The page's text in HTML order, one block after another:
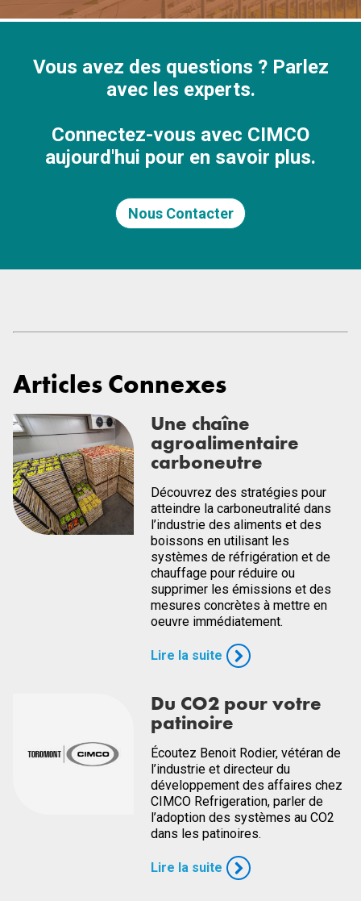
Vous avez des questions ? Parlez
avec les experts.
Connectez-vous avec CIMCO
aujourd'hui pour en savoir plus.
Nous Contacter
Articles Connexes
Une chaîne
agroalimentaire
carboneutre
Découvrez des stratégies pour
atteindre la carboneutralité dans
l’industrie des aliments et des
boissons en utilisant les
systèmes de réfrigération et de
chauffage pour réduire ou
supprimer les émissions et des
mesures concrètes à mettre en
oeuvre immédiatement.
Lire la suite
Du CO2 pour votre
patinoire
Écoutez Benoit Rodier, vétéran de
l’industrie et directeur du
développement des affaires chez
CIMCO Refrigeration, parler de
l’adoption des systèmes au CO2
dans les patinoires.
Lire la suite